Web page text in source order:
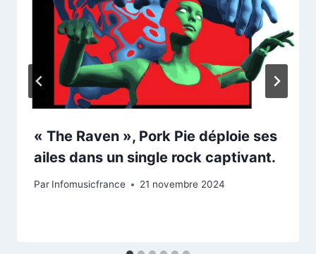
« The Raven », Pork Pie déploie ses
ailes dans un single rock captivant.
Par Infomusicfrance 21 novembre 2024